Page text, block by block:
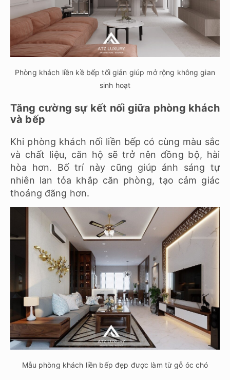
Phòng khách liền kề bếp tối giản giúp mở rộng không gian
sinh hoạt
Tăng cường sự kết nối giữa phòng khách
và bếp
Khi phòng khách nối liền bếp có cùng màu sắc
và chất liệu, căn hộ sẽ trở nên đồng bộ, hài
hòa hơn. Bố trí này cũng giúp ánh sáng tự
nhiên lan tỏa khắp căn phòng, tạo cảm giác
thoáng đãng hơn.
Mẫu phòng khách liền bếp đẹp được làm từ gỗ óc chó